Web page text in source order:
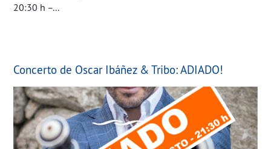
20:30 h –...
Concerto de Oscar Ibáñez & Tribo: ADIADO!